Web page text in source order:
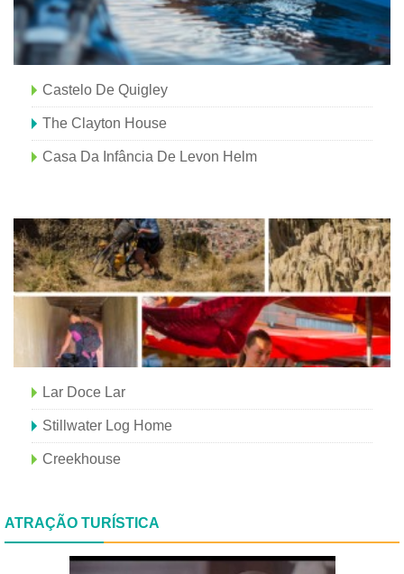
Castelo De Quigley
The Clayton House
Casa Da Infância De Levon Helm
Lar Doce Lar
Stillwater Log Home
Creekhouse
ATRAÇÃO TURÍSTICA